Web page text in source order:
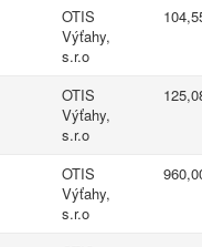
OTIS
Výťahy,
s.r.o
OTIS
Výťahy,
s.r.o
OTIS
Výťahy,
s.r.o